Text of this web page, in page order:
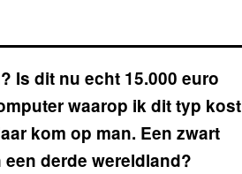
Is dit nu echt 15.000 euro
waarop ik dit typ kost
kom op man. Een zwart
derde wereldland?